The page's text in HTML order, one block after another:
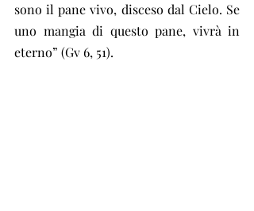
sono il pane vivo, disceso dal Cielo. Se
uno mangia di questo pane, vivrà in
eterno” (Gv 6, 51).